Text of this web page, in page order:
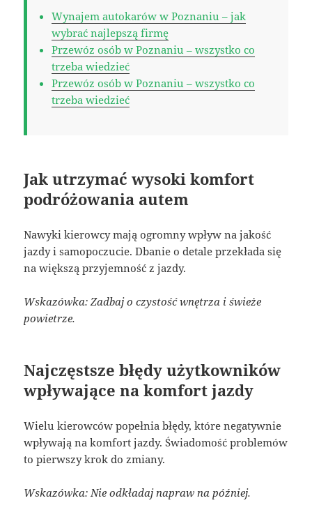
Wynajem autokarów w Poznaniu – jak
wybrać najlepszą firmę
Przewóz osób w Poznaniu – wszystko co
trzeba wiedzieć
Przewóz osób w Poznaniu – wszystko co
trzeba wiedzieć
Jak utrzymać wysoki komfort
podróżowania autem
Nawyki kierowcy mają ogromny wpływ na jakość
jazdy i samopoczucie. Dbanie o detale przekłada się
na większą przyjemność z jazdy.
Wskazówka: Zadbaj o czystość wnętrza i świeże
powietrze.
Najczęstsze błędy użytkowników
wpływające na komfort jazdy
Wielu kierowców popełnia błędy, które negatywnie
wpływają na komfort jazdy. Świadomość problemów
to pierwszy krok do zmiany.
Wskazówka: Nie odkładaj napraw na później.